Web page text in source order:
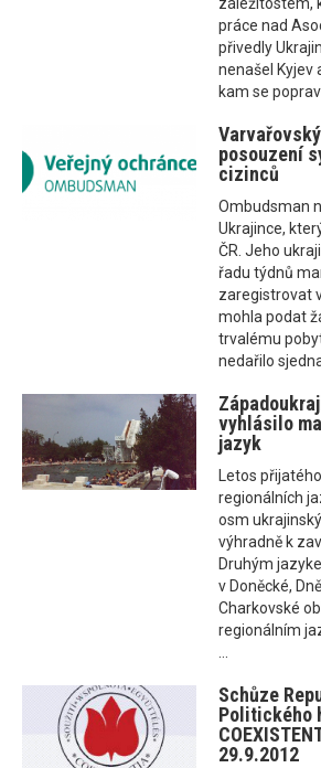
záležitostem,
práce nad
přivedly
nenašel Kyjev
kam se
posouzení
cizinců
Ombudsman
Ukrajince,
ČR. Jeho
řadu týdnů
zaregistrovat
mohla podat
trvalému
nedařilo
vyhlásilo
jazyk
Letos
regionálních
osm
výhradně k
Druhým
v Doněcké,
Charkovské
regionálním
...
Schůze
Politického
29.9.2012